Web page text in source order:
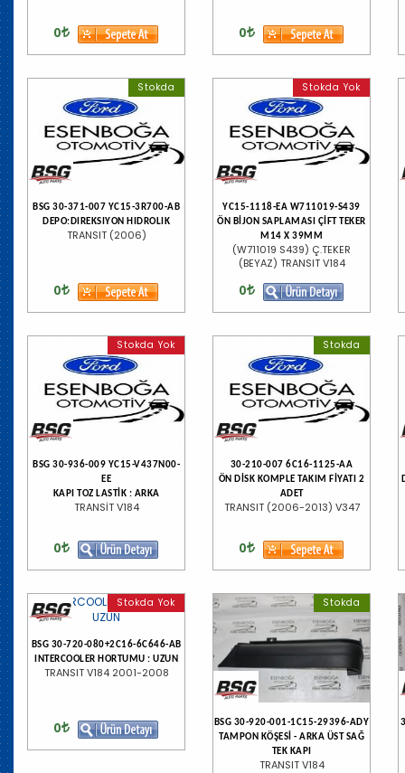
0 0
Stokda
BSG 30-371-007 YC15-3R700-AB
DEPO:DIREKSIYON HIDROLIK
TRANSIT (2006)
0
Stokda Yok
YC15-1118-EA W711019-S439
ÖN BİJON SAPLAMASI ÇİFT TEKER
M14 X 39MM
(W711019 S439) Ç.TEKER
(BEYAZ) TRANSIT V184
0
Stokda Yok
BSG 30-936-009 YC15-V437N00-
EE
KAPI TOZ LASTİK : ARKA
TRANSİT V184
0
Stokda
30-210-007 6C16-1125-AA
ÖN DİSK KOMPLE TAKIM FİYATI 2
ADET
TRANSIT (2006-2013) V347
0
Stokda Yok
BSG 30-720-080+2C16-6C646-AB
INTERCOOLER HORTUMU : UZUN
TRANSIT V184 2001-2008
0
Stokda
BSG 30-920-001-1C15-29396-ADY
TAMPON KÖŞESİ - ARKA ÜST SAĞ
TEK KAPI
TRANSIT V184